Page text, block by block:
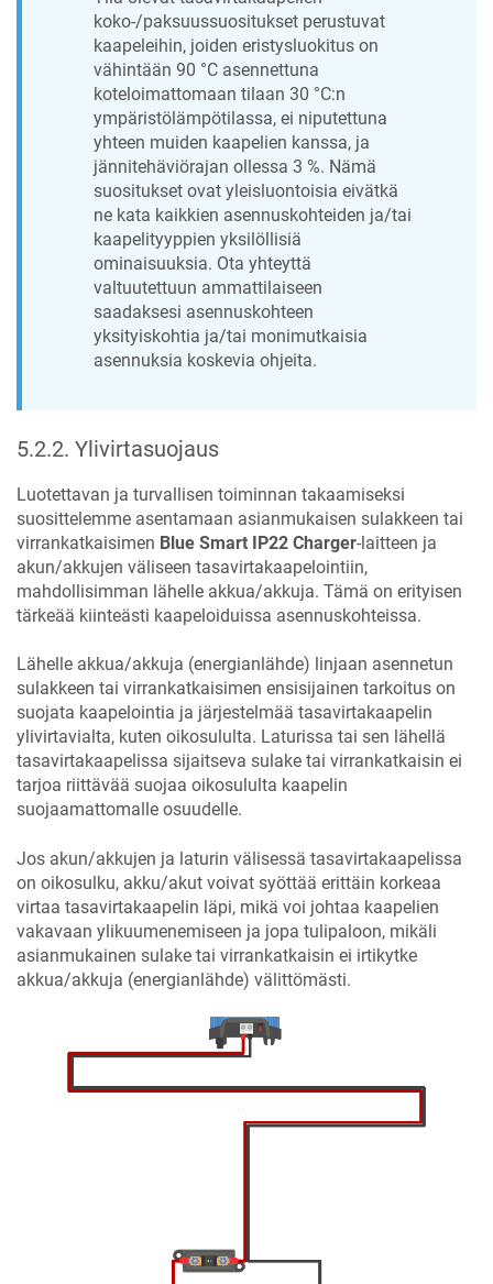
koko-/paksuussuositukset perustuvat
kaapeleihin, joiden eristysluokitus on
vähintään 90 °C asennettuna
koteloimattomaan tilaan 30 °C:n
ympäristölämpötilassa, ei niputettuna
yhteen muiden kaapelien kanssa, ja
jännitehäviörajan ollessa 3 %. Nämä
suositukset ovat yleisluontoisia eivätkä
ne kata kaikkien asennuskohteiden ja/tai
kaapelityyppien yksilöllisiä
ominaisuuksia. Ota yhteyttä
valtuutettuun ammattilaiseen
saadaksesi asennuskohteen
yksityiskohtia ja/tai monimutkaisia
asennuksia koskevia ohjeita.
5.2.2. Ylivirtasuojaus
Luotettavan ja turvallisen toiminnan takaamiseksi
suosittelemme asentamaan asianmukaisen sulakkeen tai
virrankatkaisimen Blue Smart IP22 Charger-laitteen ja
akun/akkujen väliseen tasavirtakaapelointiin,
mahdollisimman lähelle akkua/akkuja. Tämä on erityisen
tärkeää kiinteästi kaapeloiduissa asennuskohteissa.
Lähelle akkua/akkuja (energianlähde) linjaan asennetun
sulakkeen tai virrankatkaisimen ensisijainen tarkoitus on
suojata kaapelointia ja järjestelmää tasavirtakaapelin
ylivirtavialta, kuten oikosululta. Laturissa tai sen lähellä
tasavirtakaapelissa sijaitseva sulake tai virrankatkaisin ei
tarjoa riittävää suojaa oikosululta kaapelin
suojaamattomalle osuudelle.
Jos akun/akkujen ja laturin välisessä tasavirtakaapelissa
on oikosulku, akku/akut voivat syöttää erittäin korkeaa
virtaa tasavirtakaapelin läpi, mikä voi johtaa kaapelien
vakavaan ylikuumenemiseen ja jopa tulipaloon, mikäli
asianmukainen sulake tai virrankatkaisin ei irtikytke
akkua/akkuja (energianlähde) välittömästi.